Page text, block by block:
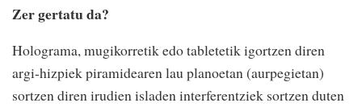
Zer gertatu da?
Holograma, mugikorretik edo tabletetik igortzen diren
argi-hizpiek piramidearen lau planoetan (aurpegietan)
sortzen diren irudien isladen interferentziek sortzen duten